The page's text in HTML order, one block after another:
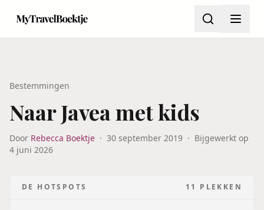
Bestemmingen
Naar Javea met kids
Door Rebecca Boektje · 30 september 2019 · Bijgewerkt op
4 juni 2026
DE HOTSPOTS 11 PLEKKEN